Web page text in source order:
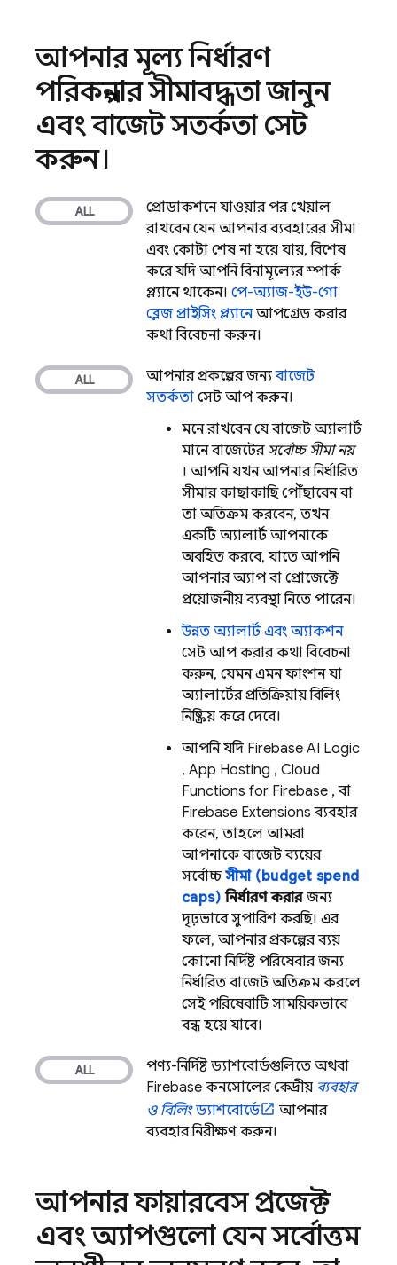
আপনার মূল্য নির্ধারণ
পরিকল্পনার সীমাবদ্ধতা জানুন
এবং বাজেট সতর্কতা সেট
করুন।
প্রোডাকশনে যাওয়ার পর খেয়াল
রাখবেন যেন আপনার ব্যবহারের সীমা
এবং কোটা শেষ না হয়ে যায়, বিশেষ
করে যদি আপনি বিনামূল্যের স্পার্ক
প্ল্যানে থাকেন। পে-অ্যাজ-ইউ-গো
ব্লেজ প্রাইসিং প্ল্যানেআপগ্রেড করার
কথা বিবেচনা করুন।
আপনার প্রকল্পের জন্যবাজেট
সতর্কতা সেট আপ করুন।
মনে রাখবেন যে বাজেট অ্যালার্ট
মানে বাজেটের সর্বোচ্চ সীমা নয়
। আপনি যখন আপনার নির্ধারিত
সীমার কাছাকাছি পৌঁছাবেন বা
তা অতিক্রম করবেন, তখন
একটি অ্যালার্ট আপনাকে
অবহিত করবে, যাতে আপনি
আপনার অ্যাপ বা প্রোজেক্টে
প্রয়োজনীয় ব্যবস্থা নিতে পারেন।
উন্নত অ্যালার্ট এবং অ্যাকশন
সেট আপ করার কথা বিবেচনা
করুন, যেমন এমন ফাংশন যা
অ্যালার্টের প্রতিক্রিয়ায় বিলিং
নিষ্ক্রিয় করে দেবে।
আপনি যদি Firebase AI Logic
, App Hosting , Cloud
Functions for Firebase , বা
Firebase Extensions ব্যবহার
করেন, তাহলে আমরা
আপনাকে বাজেট ব্যয়ের
সর্বোচ্চসীমা (budget spend
caps) নির্ধারণ করারজন্য
দৃঢ়ভাবে সুপারিশ করছি। এর
ফলে, আপনার প্রকল্পের ব্যয়
কোনো নির্দিষ্ট পরিষেবার জন্য
নির্ধারিত বাজেট অতিক্রম করলে
সেই পরিষেবাটি সাময়িকভাবে
বন্ধ হয়ে যাবে।
পণ্য-নির্দিষ্ট ড্যাশবোর্ডগুলিতে অথবা
Firebase কনসোলের কেন্দ্রীয় ব্যবহার
ও বিলিংড্যাশবোর্ডে
আপনার
ব্যবহার নিরীক্ষণ করুন।
আপনার ফায়ারবেস প্রজেক্ট
এবং অ্যাপগুলো যেন সর্বোত্তম